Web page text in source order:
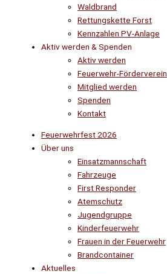
Waldbrand
Rettungskette Forst
Kennzahlen PV-Anlage
Aktiv werden & Spenden
Aktiv werden
Feuerwehr-Förderverein
Mitglied werden
Spenden
Kontakt
Feuerwehrfest 2026
Über uns
Einsatzmannschaft
Fahrzeuge
First Responder
Atemschutz
Jugendgruppe
Kinderfeuerwehr
Frauen in der Feuerwehr
Brandcontainer
Aktuelles